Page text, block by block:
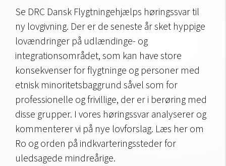
Se DRC Dansk Flygtningehjælps høringssvar til
ny lovgivning. Der er de seneste år sket hyppige
lovændringer på udlændinge- og
integrationsområdet, som kan have store
konsekvenser for flygtninge og personer med
etnisk minoritetsbaggrund såvel som for
professionelle og frivillige, der er i berøring med
disse grupper. I vores høringssvar analyserer og
kommenterer vi på nye lovforslag. Læs her om
Ro og orden på indkvarteringssteder for
uledsagede mindreårige.